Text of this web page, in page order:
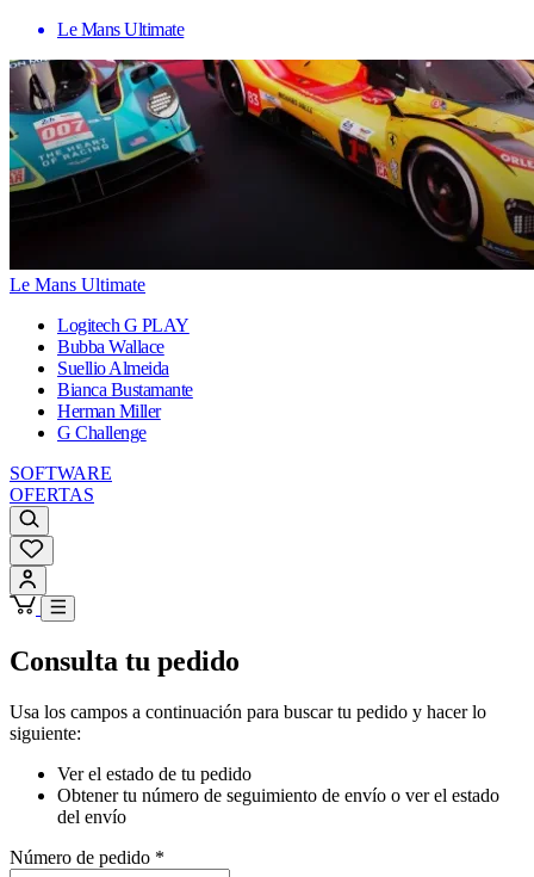
Le Mans Ultimate
Le Mans Ultimate
Logitech G PLAY
Bubba Wallace
Suellio Almeida
Bianca Bustamante
Herman Miller
G Challenge
SOFTWARE
OFERTAS
Consulta tu pedido
Usa los campos a continuación para buscar tu pedido y hacer lo
siguiente:
Ver el estado de tu pedido
Obtener tu número de seguimiento de envío o ver el estado
del envío
Número de pedido *